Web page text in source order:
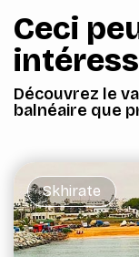
Ceci
Découvrez le
balnéaire que
Skhirate